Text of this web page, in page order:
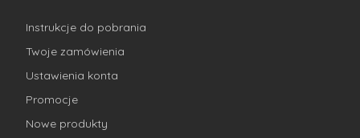
Instrukcje do pobrania
Twoje zamówienia
Ustawienia konta
Promocje
Nowe produkty